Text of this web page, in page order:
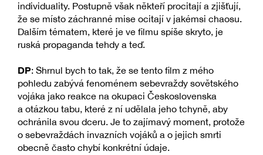
individuality. Postupně však někteří procitají a zjišťují,
že se místo záchranné mise ocitají v jakémsi chaosu.
Dalším tématem, které je ve filmu spíše skryto, je
ruská propaganda tehdy a teď.
DP: Shrnul bych to tak, že se tento film z mého
pohledu zabývá fenoménem sebevraždy sovětského
vojáka jako reakce na okupaci Československa
a otázkou tabu, které z ní udělala jeho tchyně, aby
ochránila svou dceru. Je to zajímavý moment, protože
o sebevraždách invazních vojáků a o jejich smrti
obecně často chybí konkrétní údaje.